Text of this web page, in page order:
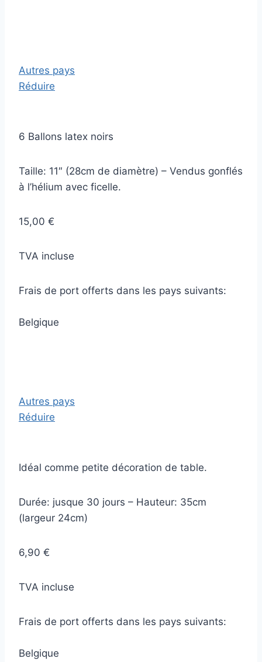
Autres pays
Réduire
6 Ballons latex noirs
Taille: 11″ (28cm de diamètre) – Vendus gonflés
à l’hélium avec ficelle.
15,00 €
TVA incluse
Frais de port offerts dans les pays suivants:
Belgique
Autres pays
Réduire
Idéal comme petite décoration de table.
Durée: jusque 30 jours – Hauteur: 35cm
(largeur 24cm)
6,90 €
TVA incluse
Frais de port offerts dans les pays suivants:
Belgique